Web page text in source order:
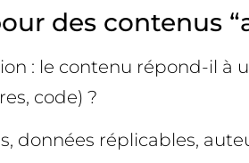
des contenus
: le contenu répond-il à
code) ?
données réplicables,